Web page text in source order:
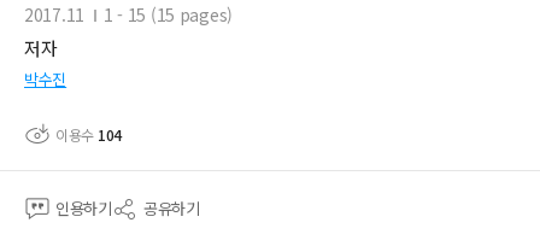
2017.11
1 - 15 (15 pages)
저자
박수진
이용수 104
인용하기 공유하기